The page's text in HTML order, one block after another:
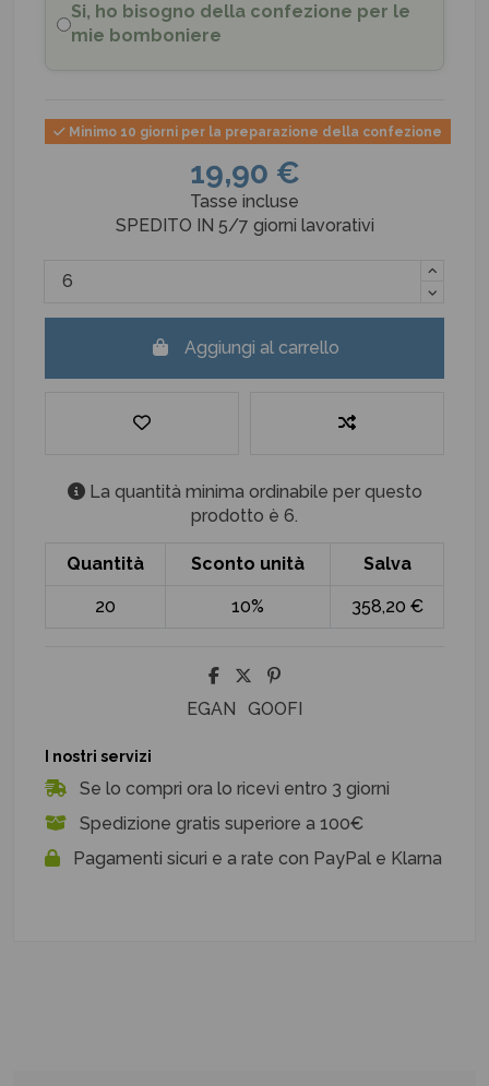
Si, ho bisogno della confezione per le
mie bomboniere
Minimo 10 giorni per la preparazione della confezione
19,90 €
Tasse incluse
SPEDITO IN 5/7 giorni lavorativi
Aggiungi al carrello
La quantità minima ordinabile per questo
prodotto è 6.
Quantità Sconto unità Salva
20 10% 358,20 €
EGAN GOOFI
I nostri servizi
Se lo compri ora lo ricevi entro 3 giorni
Spedizione gratis superiore a 100€
Pagamenti sicuri e a rate con PayPal e Klarna